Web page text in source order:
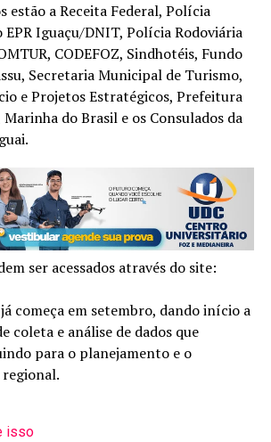
estão a Receita Federal, Polícia
Iguaçu/DNIT, Polícia Rodoviária
CODEFOZ, Sindhotéis, Fundo
Secretaria Municipal de Turismo,
e Projetos Estratégicos, Prefeitura
do Brasil e os Consulados da
ser acessados através do site:
começa em setembro, dando início a
coleta e análise de dados que
para o planejamento e o
isso